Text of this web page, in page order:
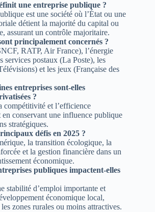
une entreprise publique ?
est une société où l’État ou une
détient la majorité du capital ou
assurant un contrôle majoritaire.
principalement concernés ?
RATP, Air France), l’énergie
services postaux (La Poste), les
et les jeux (Française des
entreprises sont-elles
?
compétitivité et l’efficience
conservant une influence publique
stratégiques.
défis en 2025 ?
la transition écologique, la
et la gestion financière dans un
économique.
publiques impactent-elles
stabilité d’emploi importante et
économique local,
zones rurales ou moins attractives.